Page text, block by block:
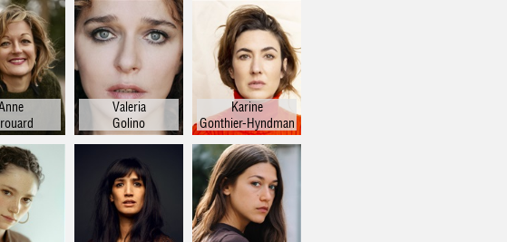
Valeria
Golino
Karine
Gonthier-Hyndman